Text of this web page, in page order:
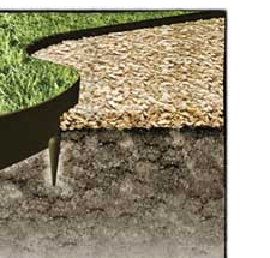
v Dobříni
v Lužici
v Lužici
na
v Lužici
v